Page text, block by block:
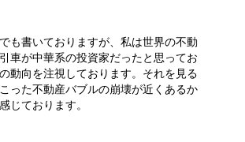
も書いておりますが、私は世界の不動
車が中華系の投資家だったと思ってお
動向を注視しております。それを見る
った不動産バブルの崩壊が近くあるか
じております。